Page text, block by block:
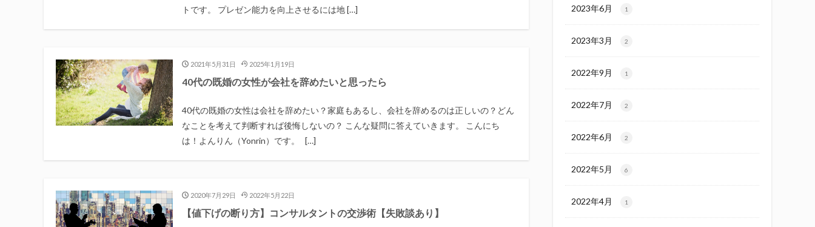
トです。 プレゼン能力を向上させるには地 […]
2021年5月31日 2025年1月19日
40代の既婚の女性が会社を辞めたいと思ったら
40代の既婚の女性は会社を辞めたい？家庭もあるし、会社を辞めるのは正しいの？どん
なことを考えて判断すれば後悔しないの？ こんな疑問に答えていきます。 こんにち
は！よんりん（Yonrin）です。 […]
2020年7月29日 2022年5月22日
【値下げの断り方】コンサルタントの交渉術【失敗談あり】
2023年6月 1
2023年3月 2
2022年9月 1
2022年7月 2
2022年6月 2
2022年5月 6
2022年4月 1